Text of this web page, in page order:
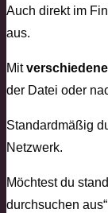
Auch direkt im
aus.
Mit
der Datei oder
Standardmäßig
Netzwerk.
Möchtest du
durchsuchen